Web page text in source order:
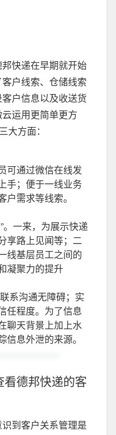
快递在早期就开始
户线索、仓储线索
户信息以及收送货
运用更简单更方
大方面：
可通过微信在线发
手；便于一线业务
户需求等线索。
。一来，为展示快递
享路上见闻等；二
线基层员工之间的
凝聚力的提升
系沟通无障碍；实
任程度。为了信息
聊天背景上加上水
息外泄的来源。
德邦快递的客
到客户关系管理是